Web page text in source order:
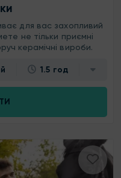
для вас захопливий
не тільки приємні
керамічні вироби.
1.5 год